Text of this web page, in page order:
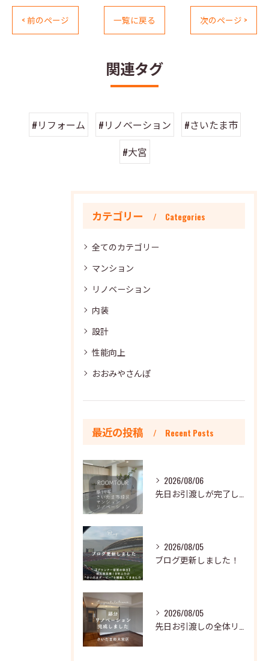
< 前のページ 一覧に戻る 次のページ >
関連タグ
#リフォーム #リノベーション
#さいたま市
#大宮
カテゴリー Categories
全てのカテゴリー
マンション
リノベーション
内装
設計
性能向上
おおみやさんぽ
最近の投稿 Recent Posts
2026/08/06
2026/08/05
ブログ更新しました！
2026/08/05